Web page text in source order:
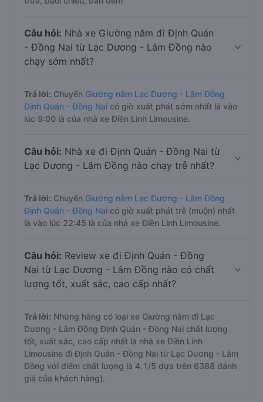
Câu hỏi: Nhà xe Giường nằm đi Định Quán
- Đồng Nai từ Lạc Dương - Lâm Đồng nào
chạy sớm nhất?
Trả lời: Chuyến Giường nằm Lạc Dương - Lâm Đồng
Định Quán - Đồng Nai có giờ xuất phát sớm nhất là vào
lúc 9:00 là của nhà xe Điền Linh Limousine.
Câu hỏi: Nhà xe đi Định Quán - Đồng Nai từ
Lạc Dương - Lâm Đồng nào chạy trễ nhất?
Trả lời: Chuyến Giường nằm Lạc Dương - Lâm Đồng
Định Quán - Đồng Nai có giờ xuất phát trễ (muộn) nhất
là vào lúc 22:45 là của nhà xe Điền Linh Limousine.
Câu hỏi: Review xe đi Định Quán - Đồng
Nai từ Lạc Dương - Lâm Đồng nào có chất
lượng tốt, xuất sắc, cao cấp nhất?
Trả lời: Những hãng có loại xe Giường nằm đi Lạc
Dương - Lâm Đồng Định Quán - Đồng Nai chất lượng
tốt, xuất sắc, cao cấp nhất là nhà xe Điền Linh
Limousine đi Định Quán - Đồng Nai từ Lạc Dương - Lâm
Đồng với điểm chất lượng là 4.1/5 dựa trên 6388 đánh
giá của khách hàng).